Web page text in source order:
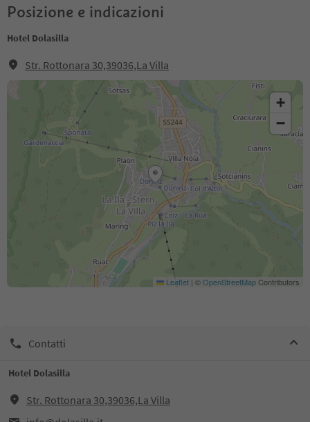
Posizione e indicazioni
Hotel Dolasilla
Str. Rottonara 30,39036,La Villa
+
−
Leaflet | ©OpenStreetMapContributors
Contatti
Hotel Dolasilla
Str. Rottonara 30,39036,La Villa